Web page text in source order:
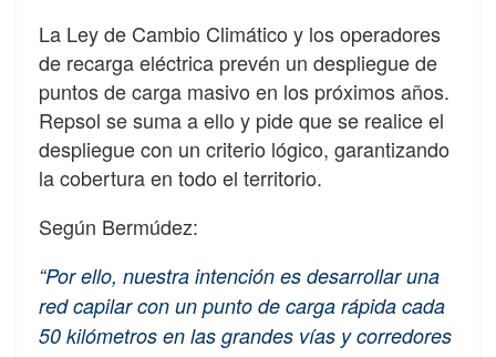
La Ley de Cambio Climático y los operadores
de recarga eléctrica prevén un despliegue de
puntos de carga masivo en los próximos años.
Repsol se suma a ello y pide que se realice el
despliegue con un criterio lógico, garantizando
la cobertura en todo el territorio.
Según Bermúdez:
“Por ello, nuestra intención es desarrollar una
red capilar con un punto de carga rápida cada
50 kilómetros en las grandes vías y corredores